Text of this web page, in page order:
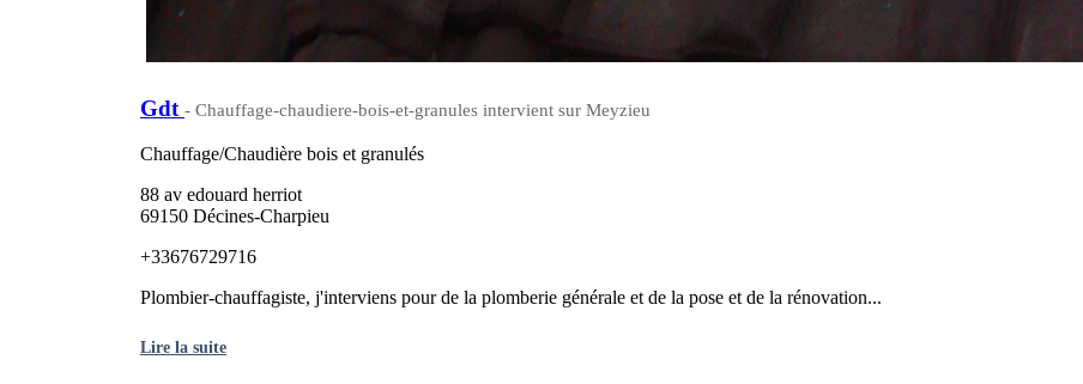
Gdt - Chauffage-chaudiere-bois-et-granules intervient sur Meyzieu
Chauffage/Chaudière bois et granulés
88 av edouard herriot
69150 Décines-Charpieu
+33676729716
Plombier-chauffagiste, j'interviens pour de la plomberie générale et de la pose et de la rénovation...
Lire la suite